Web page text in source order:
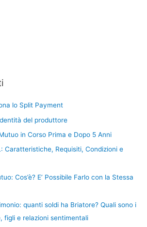
lo Split Payment
del produttore
in Corso Prima e Dopo 5 Anni
Caratteristiche, Requisiti, Condizioni e
Cos’è? E’ Possibile Farlo con la Stessa
quanti soldi ha Briatore? Quali sono i
figli e relazioni sentimentali